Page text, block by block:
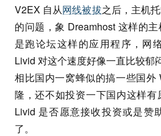
V2EX 自从网线被拔之后，主机
的问题，象 Dreamhost 这样的
是跑论坛这样的应用程序，网
Livid 对这个速度好像一直比较郁闷
相比国内一窝蜂似的搞一些国外
隆，还不如投资一下国内这样有
Livid 是否愿意接收投资或是赞
了。